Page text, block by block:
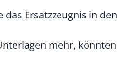
das Ersatzzeugnis in den
mehr, könnten